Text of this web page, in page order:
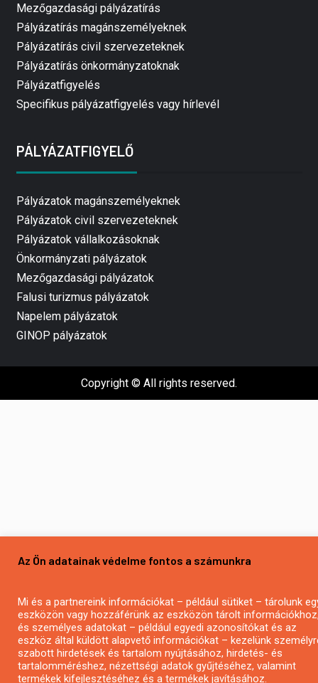
Mezőgazdasági pályázatírás
Pályázatírás magánszemélyeknek
Pályázatírás civil szervezeteknek
Pályázatírás önkormányzatoknak
Pályázatfigyelés
Specifikus pályázatfigyelés vagy hírlevél
PÁLYÁZATFIGYELŐ
Pályázatok magánszemélyeknek
Pályázatok civil szervezeteknek
Pályázatok vállalkozásoknak
Önkormányzati pályázatok
Mezőgazdasági pályázatok
Falusi turizmus pályázatok
Napelem pályázatok
GINOP pályázatok
Copyright © All rights reserved.
Az Ön adatainak védelme fontos a számunkra
Mi és a partnereink információkat – például sütiket – tárolunk
eszközön vagy hozzáférünk az eszközön tárolt
és személyes adatokat – például egyedi azonosítókat és az
eszköz által küldött alapvető információkat – kezelünk
szabott hirdetések és tartalom nyújtásához, hirdetés- és
tartalomméréshez, nézettségi adatok gyűjtéséhez, valamint
termékek kifejlesztéséhez és a termékek javításához.